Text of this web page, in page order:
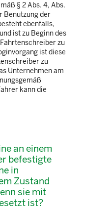
§ 2 Abs. 4, Abs.
Benutzung der
ebenfalls,
ist zu Beginn des
zu
ist diese
zu
Unternehmen am
kann die
an einem
befestigte
in
Zustand
sie mit
ist?